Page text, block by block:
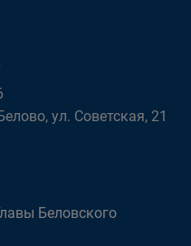
ул. Советская, 21
Беловского